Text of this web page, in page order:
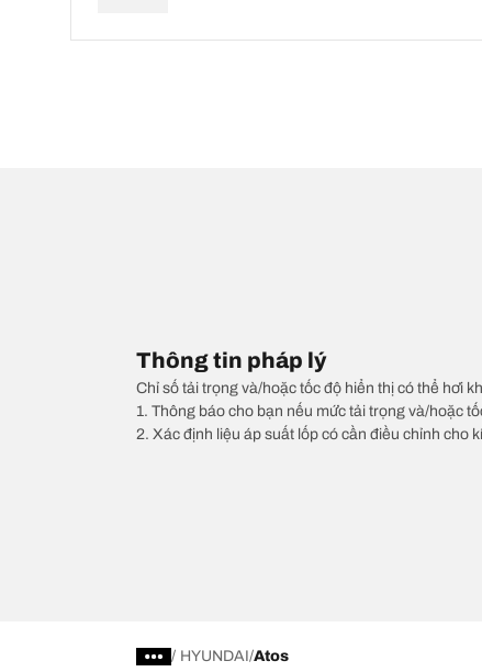
Thông tin pháp lý
Chỉ số tải trọng và/hoặc tốc độ hiển thị có thể hơi
1. Thông báo cho bạn nếu mức tải trọng và/hoặc
2. Xác định liệu áp suất lốp có cần điều chỉnh cho
/ HYUNDAI Atos